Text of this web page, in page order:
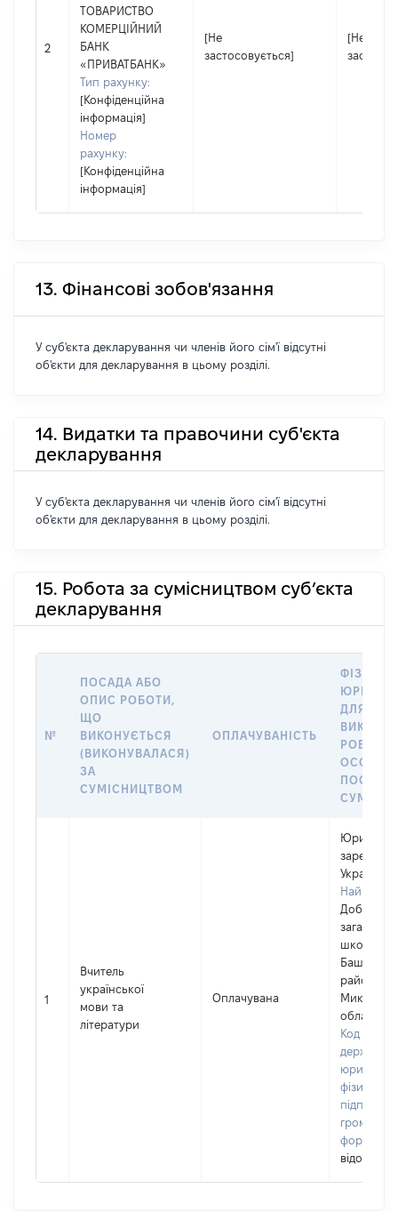
2
ТОВАРИСТВО
КОМЕРЦІЙНИЙ
БАНК
«ПРИВАТБАНК»
Тип рахунку:
[Конфіденційна
інформація]
Номер
рахунку:
[Конфіденційна
інформація]
[Не
застосовується]
[Не
13. Фінансові зобов'язання
У суб'єкта декларування чи членів його сім'ї відсутні
об'єкти для декларування в цьому розділі.
14. Видатки та правочини суб'єкта
декларування
У суб'єкта декларування чи членів його сім'ї відсутні
об'єкти для декларування в цьому розділі.
15. Робота за сумісництвом суб’єкта
декларування
№
ПОСАДА АБО
ОПИС РОБОТИ,
ЩО
ВИКОНУЄТЬСЯ
(ВИКОНУВАЛАСЯ)
ЗА
СУМІСНИЦТВОМ
ОПЛАЧУВАНІСТЬ
ДЛЯ
РОБОТА
ОСОБА
ПОСАДУ
1
Вчитель
української
мови та
літератури
Оплачувана
Україні
школа І-
районної
області
Код в
фізичних
відомо]